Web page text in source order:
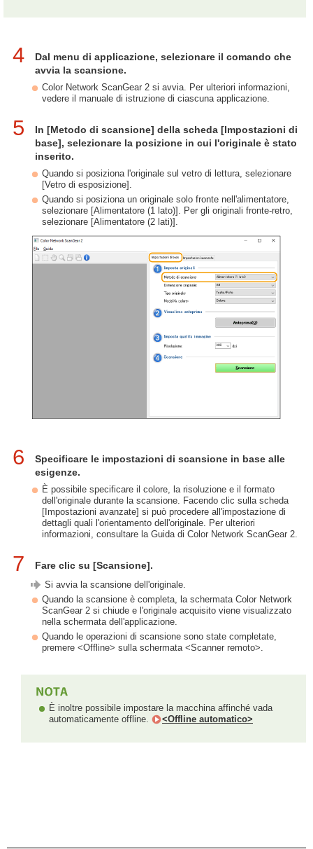
4
Dal menu di applicazione, selezionare il comando che
avvia la scansione.
Color Network ScanGear 2 si avvia. Per ulteriori informazioni,
vedere il manuale di istruzione di ciascuna applicazione.
5
In [Metodo di scansione] della scheda [Impostazioni di
base], selezionare la posizione in cui l'originale è stato
inserito.
Quando si posiziona l'originale sul vetro di lettura, selezionare
[Vetro di esposizione].
Quando si posiziona un originale solo fronte nell'alimentatore,
selezionare [Alimentatore (1 lato)]. Per gli originali fronte-retro,
selezionare [Alimentatore (2 lati)].
6
Specificare le impostazioni di scansione in base alle
esigenze.
È possibile specificare il colore, la risoluzione e il formato
dell'originale durante la scansione. Facendo clic sulla scheda
[Impostazioni avanzate] si può procedere all'impostazione di
dettagli quali l'orientamento dell'originale. Per ulteriori
informazioni, consultare la Guida di Color Network ScanGear 2.
7 Fare clic su [Scansione].
Si avvia la scansione dell'originale.
Quando la scansione è completa, la schermata Color Network
ScanGear 2 si chiude e l'originale acquisito viene visualizzato
nella schermata dell'applicazione.
Quando le operazioni di scansione sono state completate,
premere <Offline> sulla schermata <Scanner remoto>.
È inoltre possibile impostare la macchina affinché vada
automaticamente offline.
<Offline automatico>